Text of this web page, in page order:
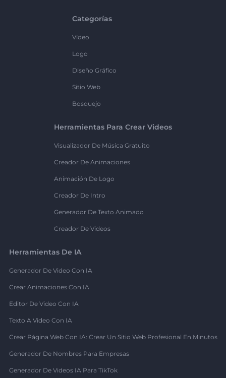
Categorías
Vídeo
Logo
Diseño Gráfico
Sitio Web
Bosquejo
Herramientas Para Crear Videos
Visualizador De Música Gratuito
Creador De Animaciones
Animación De Logo
Creador De Intro
Generador De Texto Animado
Creador De Videos
Herramientas De IA
Generador De Video Con IA
Crear Animaciones Con IA
Editor De Video Con IA
Texto A Video Con IA
Crear Página Web Con IA: Crear Un Sitio Web Profesional En Minutos
Generador De Nombres Para Empresas
Generador De Videos IA Para TikTok